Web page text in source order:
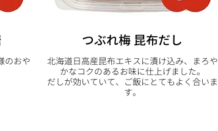
のおや
つぶれ梅 昆布だし
北海道日高産昆布エキスに漬け込み、まろや
かなコクのあるお味に仕上げました。
だしが効いていて、ご飯にとてもよく合いま
す。